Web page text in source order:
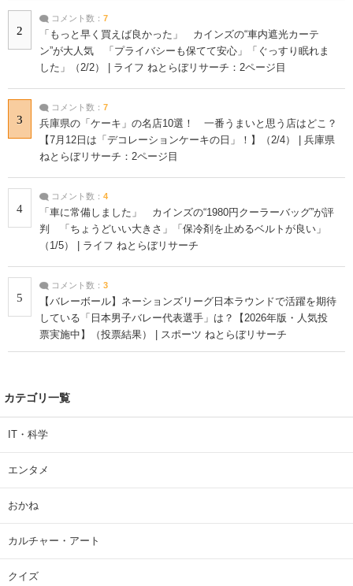
2
コメント数： 7
「もっと早く買えば良かった」 カインズの“車内遮光カーテ
ン”が大人気 「プライバシーも保てて安心」「ぐっすり眠れま
した」（2/2） | ライフ ねとらぼリサーチ：2ページ目
3
コメント数： 7
兵庫県の「ケーキ」の名店10選！ 一番うまいと思う店はどこ？
【7月12日は「デコレーションケーキの日」！】（2/4） | 兵庫県
ねとらぼリサーチ：2ページ目
4
コメント数： 4
「車に常備しました」 カインズの“1980円クーラーバッグ”が評
判 「ちょうどいい大きさ」「保冷剤を止めるベルトが良い」
（1/5） | ライフ ねとらぼリサーチ
5
コメント数： 3
【バレーボール】ネーションズリーグ日本ラウンドで活躍を期待
している「日本男子バレー代表選手」は？【2026年版・人気投
票実施中】（投票結果） | スポーツ ねとらぼリサーチ
カテゴリ一覧
IT・科学
エンタメ
おかね
カルチャー・アート
クイズ